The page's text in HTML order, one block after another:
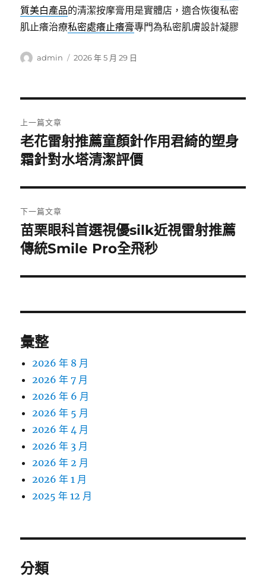
質美白產品的清潔按摩膏用是實體店，適合恢復私密
肌止癢治療私密處癢止癢膏專門為私密肌膚設計凝膠
作
admin
發
2026 年 5 月 29 日
章
導
覽
上一篇文章
上
一
文
章:
老花雷射推薦童顏針作用君綺的塑身
霜針對水塔清潔評價
下一篇文章
下
一
文
苗栗眼科首選視優silk近視雷射推薦
傳統Smile Pro全飛秒
彙整
2026 年 8 月
2026 年 7 月
2026 年 6 月
2026 年 5 月
2026 年 4 月
2026 年 3 月
2026 年 2 月
2026 年 1 月
2025 年 12 月
分類